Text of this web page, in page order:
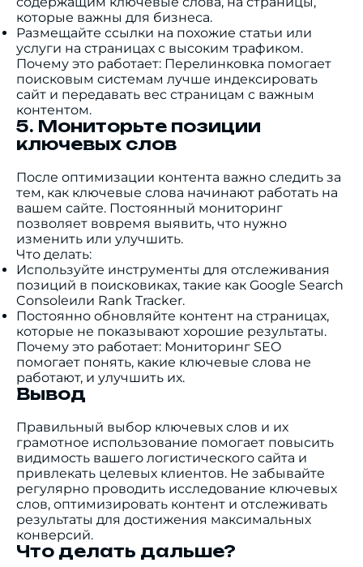
которые важны для бизнеса.
Размещайте ссылки на похожие статьи или
услуги на страницах с высоким трафиком.
Почему это работает: Перелинковка помогает
поисковым системам лучше индексировать
сайт и передавать вес страницам с важным
контентом.
5. Мониторьте позиции
ключевых слов
После оптимизации контента важно следить за
тем, как ключевые слова начинают работать на
вашем сайте. Постоянный мониторинг
позволяет вовремя выявить, что нужно
изменить или улучшить.
Что делать:
Используйте инструменты для отслеживания
позиций в поисковиках, такие как Google Search
Consoleили Rank Tracker.
Постоянно обновляйте контент на страницах,
которые не показывают хорошие результаты.
Почему это работает: Мониторинг SEO
помогает понять, какие ключевые слова не
работают, и улучшить их.
Вывод
Правильный выбор ключевых слов и их
грамотное использование помогает повысить
видимость вашего логистического сайта и
привлекать целевых клиентов. Не забывайте
регулярно проводить исследование ключевых
слов, оптимизировать контент и отслеживать
результаты для достижения максимальных
конверсий.
Что делать дальше?